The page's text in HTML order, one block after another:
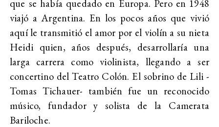
que se había quedado en Europa. Pero en 1948
viajó a Argentina. En los pocos años que vivió
aquí le transmitió el amor por el violín a su nieta
Heidi quien, años después, desarrollaría una
larga carrera como violinista, llegando a ser
concertino del Teatro Colón. El sobrino de Lili -
Tomas Tichauer- también fue un reconocido
músico, fundador y solista de la Camerata
Bariloche.